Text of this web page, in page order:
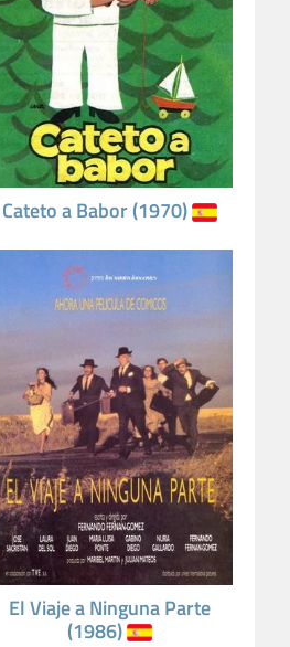
Cateto a Babor (1970)
El Viaje a Ninguna Parte
(1986)